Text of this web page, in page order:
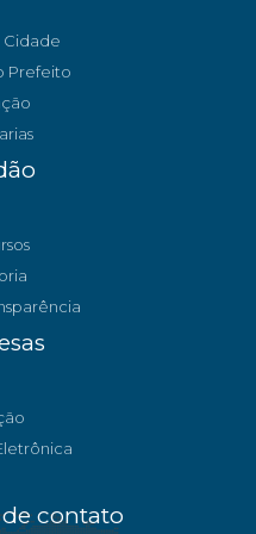
Cidade
Prefeito
contato